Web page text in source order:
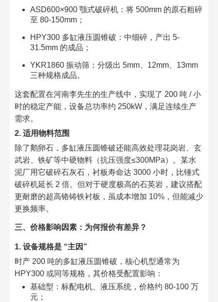
ASD600×900 颚式破碎机：将 500mm 的原石粗碎
至 80-150mm；​
HPY300 多缸液压圆锥破：中细碎，产出 5-
31.5mm 的成品；​
YKR1860 振动筛：分级出 5mm、12mm、13mm
三种规格成品。​
这套配置在河南李先生的生产线中，实现了 200 吨 / 小
时的稳定产能，设备总功率约 250kW，满足连续生产
需求。​
2. 适用物料范围​
除了鹅卵石，多缸液压圆锥破还能高效处理花岗岩、玄
武岩、铁矿等中硬物料（抗压强度≤300MPa）。某水
泥厂用它破碎石灰石，衬板寿命达 3000 小时，比锤式
破碎机延长 2 倍。但对于硬度极高的石英岩，建议搭配
更耐磨的超高铬铸铁衬板，虽成本增加 10%，但能减少
更换频率。​
三、价格影响因素：为何报价有差异？​
1. 设备规格是 “主因”​
时产 200 吨的多缸液压圆锥破，核心机型通常为
HPY300 或同等规格，其价格受配置影响：​
基础型：标配电机、液压系统，价格约 80-100 万
元；​